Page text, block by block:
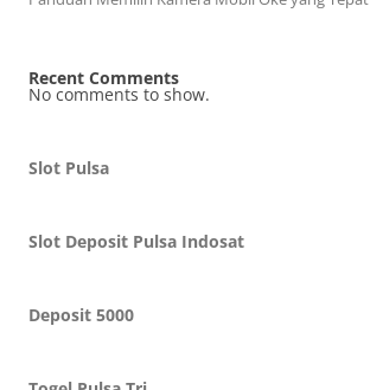
Recent Comments
No comments to show.
Slot Pulsa
Slot Deposit Pulsa Indosat
Deposit 5000